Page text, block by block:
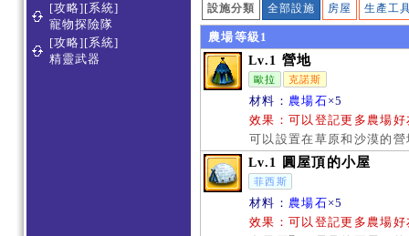
[攻略][系統]
寵物探險隊
[攻略][系統]
精靈武器
設施分類
全部設施 房屋 生產工
農場等級1
Lv.1 營地
歐拉 克諾斯
材料： 農場石×5
效果：可以登記更多農場
可以設置在草原和沙漠的
Lv.1 圓屋頂的小屋
菲西斯
材料： 農場石×5
效果：可以登記更多農場